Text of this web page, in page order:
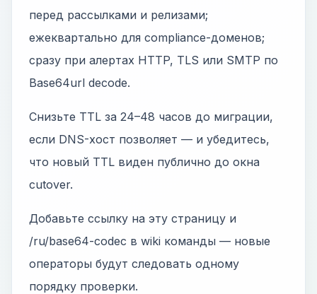
перед рассылками и релизами;
ежеквартально для compliance-доменов;
сразу при алертах HTTP, TLS или SMTP по
Base64url decode.
Снизьте TTL за 24–48 часов до миграции,
если DNS-хост позволяет — и убедитесь,
что новый TTL виден публично до окна
cutover.
Добавьте ссылку на эту страницу и
/ru/base64-codec в wiki команды — новые
операторы будут следовать одному
порядку проверки.